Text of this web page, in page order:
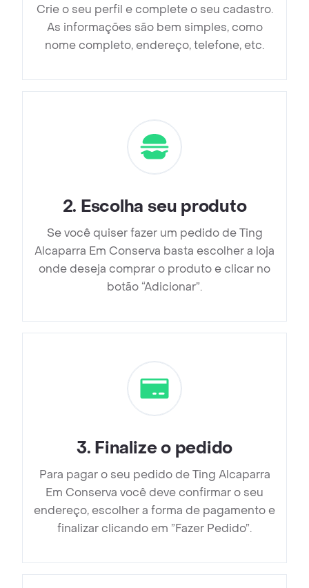
Crie o seu perfil e complete o seu cadastro.
As informações são bem simples, como
nome completo, endereço, telefone, etc.
2. Escolha seu produto
Se você quiser fazer um pedido de Ting
Alcaparra Em Conserva basta escolher a loja
onde deseja comprar o produto e clicar no
botão “Adicionar”.
3. Finalize o pedido
Para pagar o seu pedido de Ting Alcaparra
Em Conserva você deve confirmar o seu
endereço, escolher a forma de pagamento e
finalizar clicando em ”Fazer Pedido”.